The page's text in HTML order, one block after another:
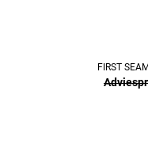
FIRST